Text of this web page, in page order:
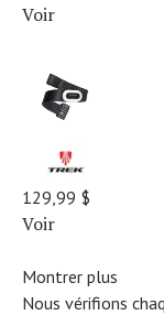
Voir
129,99 $
Voir
Montrer plus
Nous vérifions